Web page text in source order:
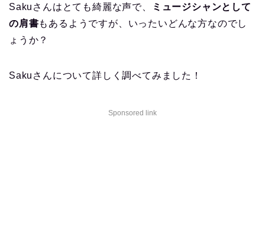
Sakuさんはとても綺麗な声で、
ミュージシャンとして
の肩書もあるようですが、いったいどんな方なのでし
ょうか？
Sakuさんについて詳しく調べてみました！
Sponsored link